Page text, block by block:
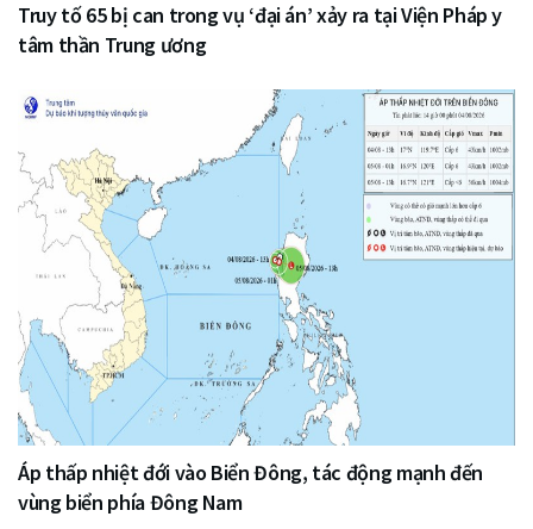
Truy tố 65 bị can trong vụ ‘đại án’ xảy ra tại Viện Pháp y
tâm thần Trung ương
Áp thấp nhiệt đới vào Biển Đông, tác động mạnh đến
vùng biển phía Đông Nam